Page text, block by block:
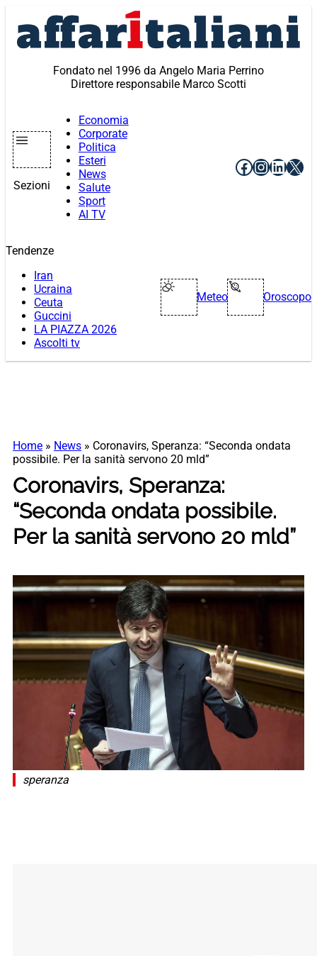
contenuto
Fondato nel 1996 da Angelo Maria Perrino
Direttore responsabile Marco Scotti
Sezioni
Economia
Corporate
Politica
Esteri
News
Salute
Sport
AI TV
Facebook
X
Tendenze
Iran
Ucraina
Ceuta
Guccini
LA PIAZZA 2026
Ascolti tv
Meteo Oroscopo
Home » News » Coronavirs, Speranza: “Seconda ondata
possibile. Per la sanità servono 20 mld”
Coronavirs, Speranza:
“Seconda ondata possibile.
Per la sanità servono 20 mld”
speranza